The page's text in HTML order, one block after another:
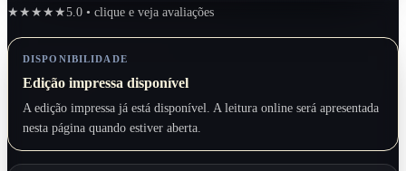
★★★★★5.0 • clique e veja avaliações
DISPONIBILIDADE
Edição impressa disponível
A edição impressa já está disponível. A leitura online será apresentada
nesta página quando estiver aberta.